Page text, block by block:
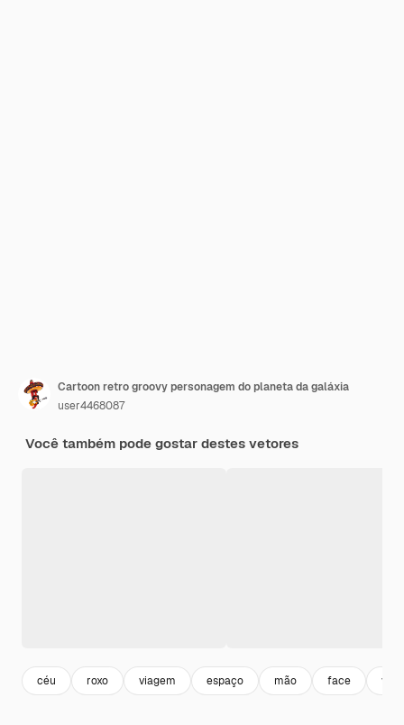
Cartoon retro groovy personagem do planeta da galáxia
user4468087
Você também pode gostar destes vetores
céu roxo viagem espaço mão face